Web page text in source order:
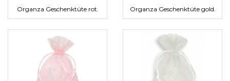
Organza Geschenktüte rot.
Organza Geschenktüte gold.